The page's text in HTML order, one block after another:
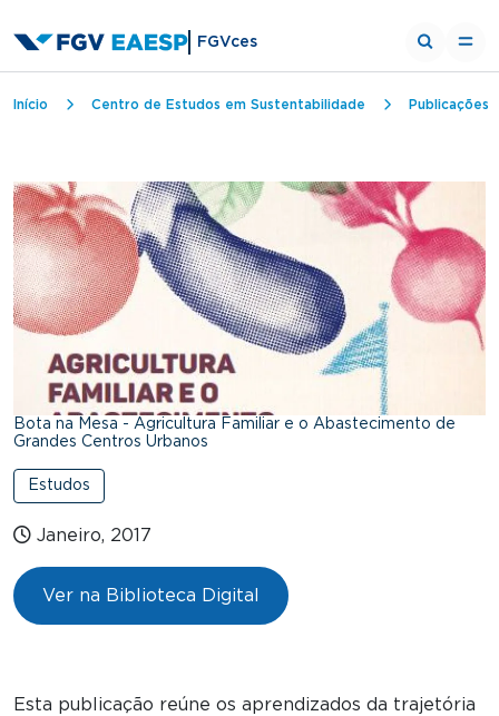
FGVces
Trilha de navegação
Início Centro de Estudos em Sustentabilidade Publicações
Bota na Mesa - Agricultura Familiar e o Abastecimento de
Grandes Centros Urbanos
Estudos
Janeiro, 2017
Ver na Biblioteca Digital
Esta publicação reúne os aprendizados da trajetória